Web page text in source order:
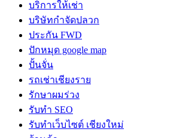
บริการให้เช่า
บริษัทกำจัดปลวก
ประกัน FWD
ปักหมุด google map
ปั้นจั่น
รถเช่าเชียงราย
รักษาผมร่วง
รับทำ SEO
รับทำเว็บไซต์ เชียงใหม่